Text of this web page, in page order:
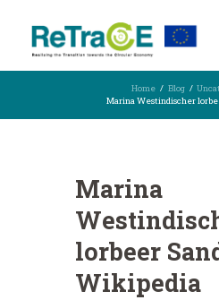
Home Blog
Marina Westindischer
Marina
lorbeer
Wikipedia